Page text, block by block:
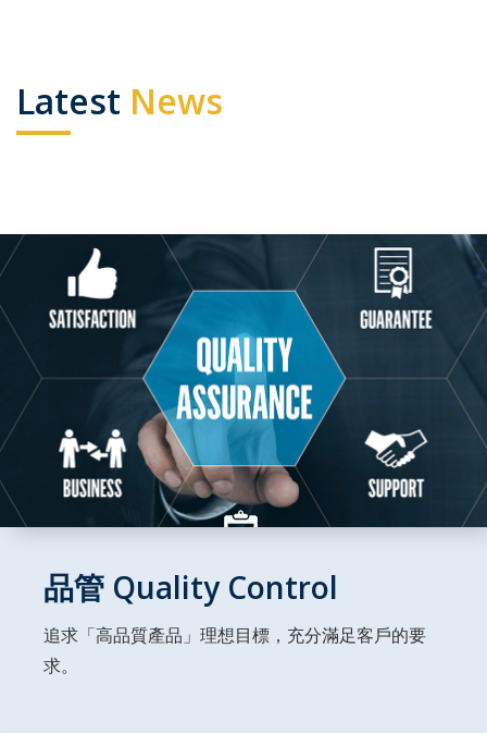
Latest News
品管 Quality Control
追求「高品質產品」理想目標，充分滿足客戶的要
求。